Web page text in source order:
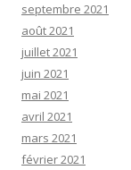
septembre 2021
août 2021
juillet 2021
juin 2021
mai 2021
avril 2021
mars 2021
février 2021